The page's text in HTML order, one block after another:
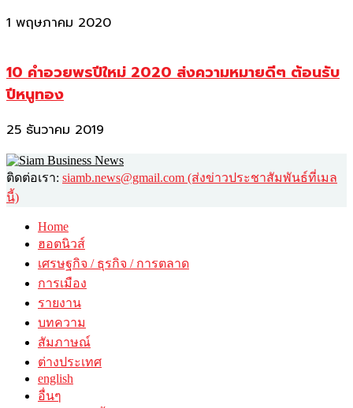
1 พฤษภาคม 2020
10 คำอวยพรปีใหม่ 2020 ส่งความหมายดีๆ ต้อนรับ
ปีหนูทอง
25 ธันวาคม 2019
ติดต่อเรา: siamb.news@gmail.com (ส่งข่าวประชาสัมพันธ์ที่เมล
นี้)
Home
ฮอตนิวส์
เศรษฐกิจ / ธุรกิจ / การตลาด
การเมือง
รายงาน
บทความ
สัมภาษณ์
ต่างประเทศ
english
อื่นๆ